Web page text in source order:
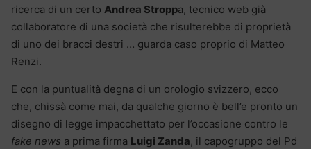
ricerca di un certo Andrea Stroppa, tecnico web già
collaboratore di una società che risulterebbe di proprietà
di uno dei bracci destri … guarda caso proprio di Matteo
Renzi.
E con la puntualità degna di un orologio svizzero, ecco
che, chissà come mai, da qualche giorno è bell’e pronto un
disegno di legge impacchettato per l’occasione contro le
fake news a prima firma Luigi Zanda, il capogruppo del Pd